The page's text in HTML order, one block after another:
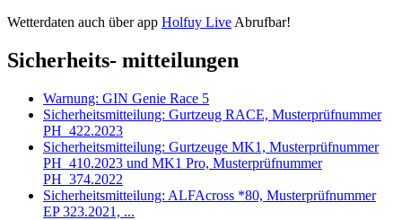
Wetterdaten auch über app Holfuy Live Abrufbar!
Sicherheits- mitteilungen
Warnung: GIN Genie Race 5
Sicherheitsmitteilung: Gurtzeug RACE, Musterprüfnummer
PH_422.2023
Sicherheitsmitteilung: Gurtzeuge MK1, Musterprüfnummer
PH_410.2023 und MK1 Pro, Musterprüfnummer
PH_374.2022
Sicherheitsmitteilung: ALFAcross *80, Musterprüfnummer
EP 323.2021, ...